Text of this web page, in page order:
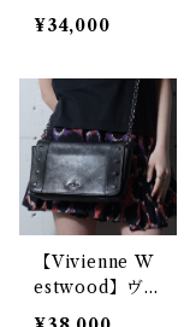
ィヴィアンウエ
ストウッド オ
ーバッグパッ
ク dark bro
wn
¥34,000
【Vivienne W
estwood】ヴ
ィヴィアンウエ